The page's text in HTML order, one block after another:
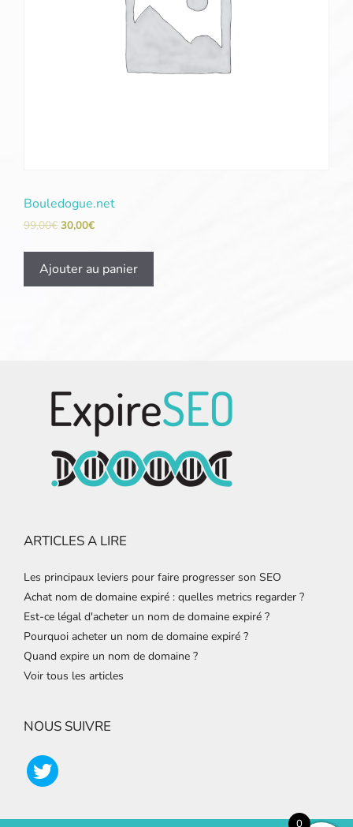
Bouledogue.net
99,00€ 30,00€
Ajouter au panier
ARTICLES A LIRE
Les principaux leviers pour faire progresser son SEO
Achat nom de domaine expiré : quelles metrics regarder ?
Est-ce légal d'acheter un nom de domaine expiré ?
Pourquoi acheter un nom de domaine expiré ?
Quand expire un nom de domaine ?
Voir tous les articles
NOUS SUIVRE
0